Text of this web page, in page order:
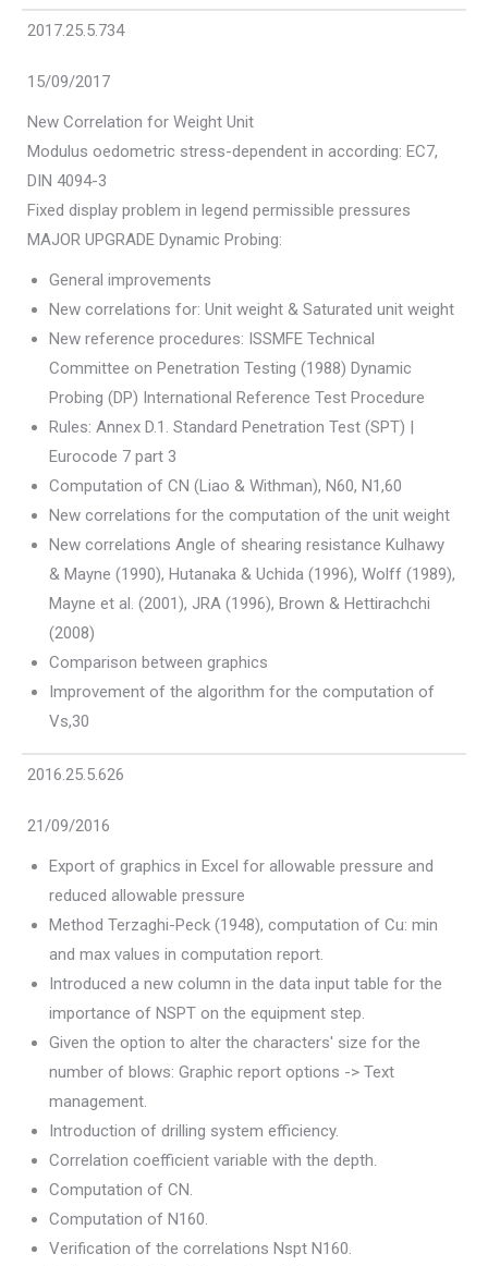
2017.25.5.734
15/09/2017
New Correlation for Weight Unit
Modulus oedometric stress-dependent in according: EC7,
DIN 4094-3
Fixed display problem in legend permissible pressures
MAJOR UPGRADE Dynamic Probing:
General improvements
New correlations for: Unit weight & Saturated unit weight
New reference procedures: ISSMFE Technical
Committee on Penetration Testing (1988) Dynamic
Probing (DP) International Reference Test Procedure
Rules: Annex D.1. Standard Penetration Test (SPT) |
Eurocode 7 part 3
Computation of CN (Liao & Withman), N60, N1,60
New correlations for the computation of the unit weight
New correlations Angle of shearing resistance Kulhawy
& Mayne (1990), Hutanaka & Uchida (1996), Wolff (1989),
Mayne et al. (2001), JRA (1996), Brown & Hettirachchi
(2008)
Comparison between graphics
Improvement of the algorithm for the computation of
Vs,30
2016.25.5.626
21/09/2016
Export of graphics in Excel for allowable pressure and
reduced allowable pressure
Method Terzaghi-Peck (1948), computation of Cu: min
and max values in computation report.
Introduced a new column in the data input table for the
importance of NSPT on the equipment step.
Given the option to alter the characters' size for the
number of blows: Graphic report options -> Text
management.
Introduction of drilling system efficiency.
Correlation coefficient variable with the depth.
Computation of CN.
Computation of N160.
Verification of the correlations Nspt N160.